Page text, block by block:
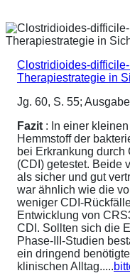
Clostridioides-
Therapiestrategie in
Jg. 60, S. 55;
Fazit : In einer
Hemmstoff der
bei Erkrankung
(CDI) getestet. Beide
als sicher und gut
war ähnlich wie die
weniger CDI-
Entwicklung von
CDI. Sollten sich die
Phase-III-Studien
ein dringend
klinischen Alltag.....